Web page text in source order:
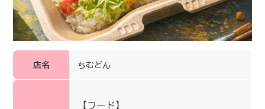
店名 ちむどん
【フード】